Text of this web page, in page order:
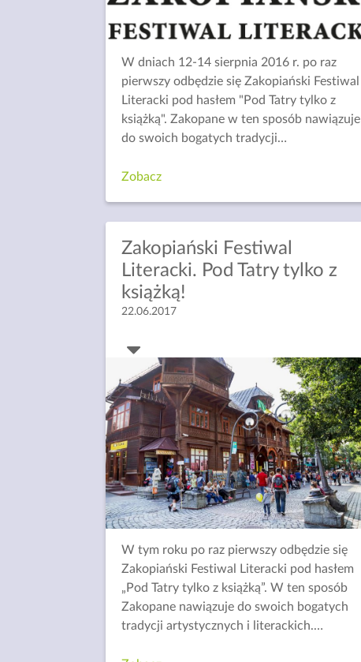
W dniach 12-14 sierpnia 2016 r. po raz
pierwszy odbędzie się Zakopiański Festiwal
Literacki pod hasłem "Pod Tatry tylko z
książką". Zakopane w ten sposób nawiązuje
do swoich bogatych tradycji…
Zobacz
Zakopiański Festiwal
Literacki. Pod Tatry tylko z
książką!
22.06.2017
W tym roku po raz pierwszy odbędzie się
Zakopiański Festiwal Literacki pod hasłem
„Pod Tatry tylko z książką”. W ten sposób
Zakopane nawiązuje do swoich bogatych
tradycji artystycznych i literackich.…